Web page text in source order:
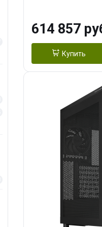
Turbo/ 1 ТБ
614 857
Купить